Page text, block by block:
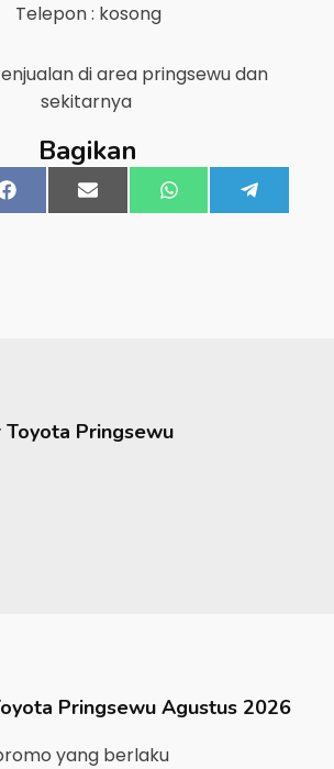
Telepon : kosong
di area pringsewudan
sekitarnya
Bagikan
Share
on
FacebookShare
on
Email Share
on
WhatsApp
on
Toyota Pringsewu
Pringsewu Agustus 2026
yang berlaku